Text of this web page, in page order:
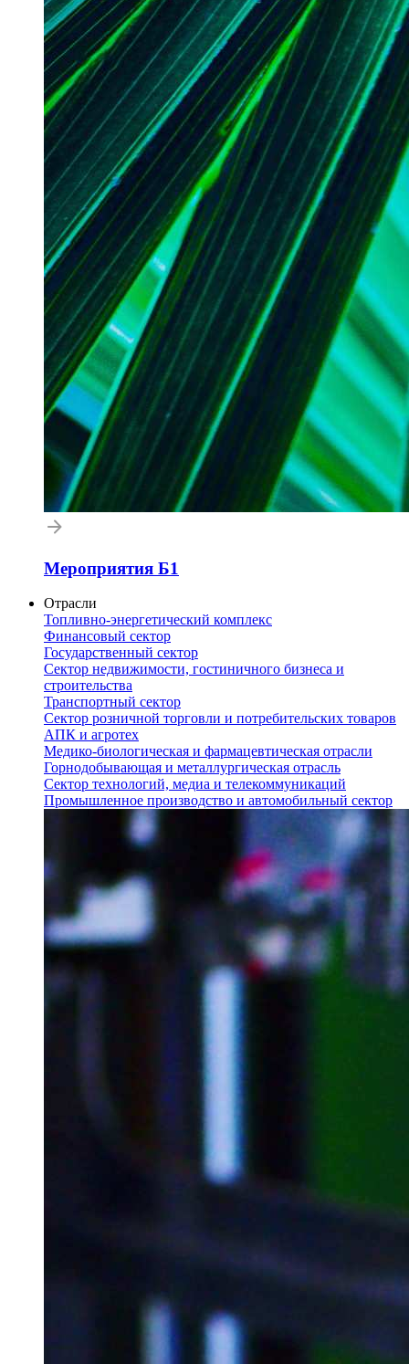
Мероприятия Б1
Отрасли
Топливно-энергетический комплекс
Финансовый сектор
Государственный сектор
Сектор недвижимости, гостиничного бизнеса и
строительства
Транспортный сектор
Сектор розничной торговли и потребительских товаров
АПК и агротех
Медико-биологическая и фармацевтическая отрасли
Горнодобывающая и металлургическая отрасль
Сектор технологий, медиа и телекоммуникаций
Промышленное производство и автомобильный сектор